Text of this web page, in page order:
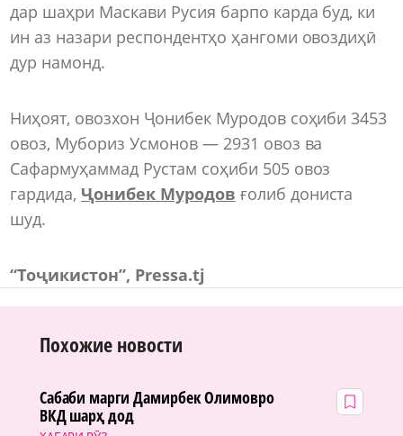
дар шаҳри Маскави Русия барпо карда буд, ки
ин аз назари респондентҳо ҳангоми овоздиҳӣ
дур намонд.
Ниҳоят, овозхон Ҷонибек Муродов соҳиби 3453
овоз, Мубориз Усмонов — 2931 овоз ва
Сафармуҳаммад Рустам соҳиби 505 овоз
гардида, Ҷонибек Муродов ғолиб дониста
шуд.
“Тоҷикистон”, Pressa.tj
Похожие новости
Сабаби марги Дамирбек Олимовро
ВКД шарҳ дод